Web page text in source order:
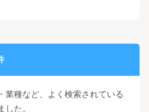
業種など、よく検索されている
した。